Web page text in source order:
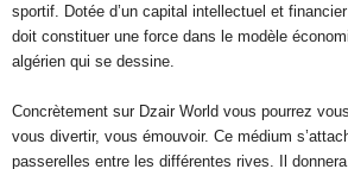
sportif. Dotée d’un capital intellectuel et
doit constituer une force dans le modèle
algérien qui se dessine.
Concrètement sur Dzair World vous pourrez
vous divertir, vous émouvoir. Ce médium
passerelles entre les différentes rives. Il